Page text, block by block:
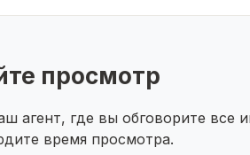
сад № 322, школа №114,
просмотр
агент, где вы обговорите все
время просмотра.